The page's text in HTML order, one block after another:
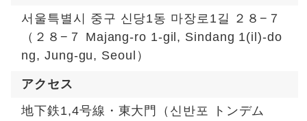
서울특별시 중구 신당1동 마장로1길 ２８−７
（２８−７ Majang-ro 1-gil, Sindang 1(il)-do
ng, Jung-gu, Seoul）
アクセス
地下鉄1,4号線・東大門（신반포 トンデム